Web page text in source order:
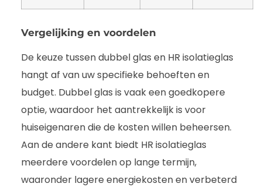
Vergelijking en voordelen
De keuze tussen dubbel glas en HR isolatieglas
hangt af van uw specifieke behoeften en
budget. Dubbel glas is vaak een goedkopere
optie, waardoor het aantrekkelijk is voor
huiseigenaren die de kosten willen beheersen.
Aan de andere kant biedt HR isolatieglas
meerdere voordelen op lange termijn,
waaronder lagere energiekosten en verbeterd